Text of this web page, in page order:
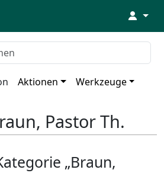
↓
Aktionen Werkzeuge
Pastor Th.
„Braun,